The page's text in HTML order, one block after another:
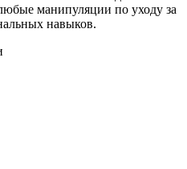
манипуляции по уходу за
навыков.